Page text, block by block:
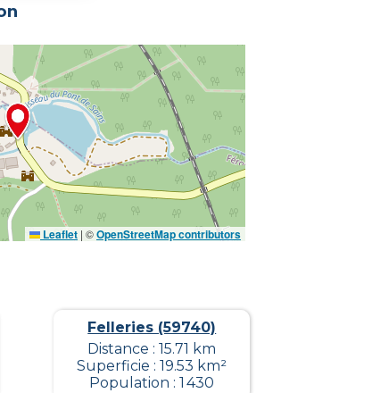
Leaflet | ©OpenStreetMap contributors
Felleries (59740)
Distance : 15.71 km
Superficie : 19.53 km²
Population : 1 430